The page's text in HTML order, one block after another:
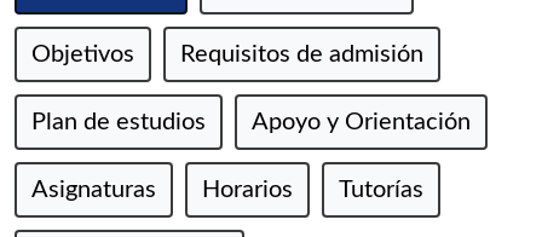
Objetivos Requisitos de admisión
Plan de estudios Apoyo y Orientación
Asignaturas Horarios Tutorías